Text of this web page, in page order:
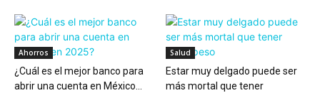
Ahorros
¿Cuál es el mejor banco para
abrir una cuenta en México...
Salud
Estar muy delgado puede ser
más mortal que tener